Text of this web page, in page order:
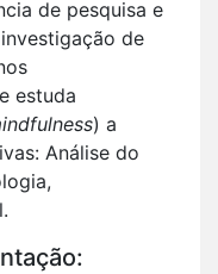
de pesquisa e
de
estuda
) a
Análise do